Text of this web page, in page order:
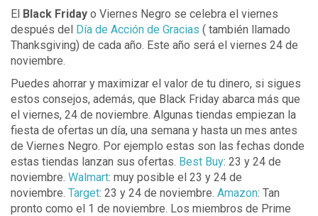
El Black Friday o Viernes Negro se celebra el viernes
después del Día de Acción de Gracias ( también llamado
Thanksgiving) de cada año. Este año será el viernes 24 de
noviembre.
Puedes ahorrar y maximizar el valor de tu dinero, si sigues
estos consejos, además, que Black Friday abarca más que
el viernes, 24 de noviembre. Algunas tiendas empiezan la
fiesta de ofertas un día, una semana y hasta un mes antes
de Viernes Negro. Por ejemplo estas son las fechas donde
estas tiendas lanzan sus ofertas. Best Buy: 23 y 24 de
noviembre. Walmart: muy posible el 23 y 24 de
noviembre. Target: 23 y 24 de noviembre. Amazon: Tan
pronto como el 1 de noviembre. Los miembros de Prime